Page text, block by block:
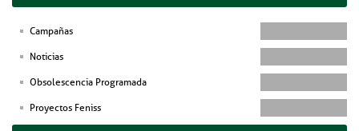
Campañas
Noticias
Obsolescencia Programada
Proyectos Feniss